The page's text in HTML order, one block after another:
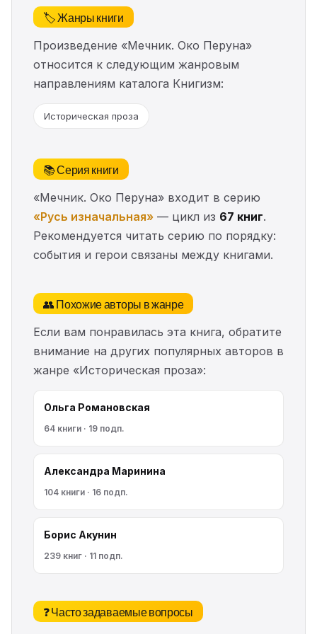
🏷️ Жанры книги
Произведение «Мечник. Око Перуна»
относится к следующим жанровым
направлениям каталога Книгизм:
Историческая проза
📚 Серия книги
«Мечник. Око Перуна» входит в серию
«Русь изначальная» — цикл из 67 книг.
Рекомендуется читать серию по порядку:
события и герои связаны между книгами.
👥 Похожие авторы в жанре
Если вам понравилась эта книга, обратите
внимание на других популярных авторов в
жанре «Историческая проза»:
Ольга Романовская
64 книги · 19 подп.
Александра Маринина
104 книги · 16 подп.
Борис Акунин
239 книг · 11 подп.
❓ Часто задаваемые вопросы